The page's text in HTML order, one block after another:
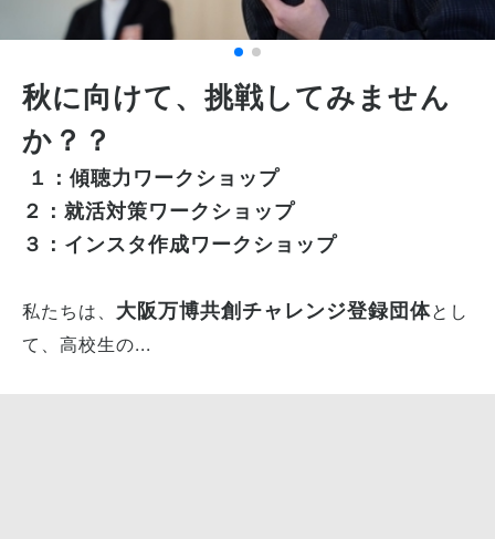
秋に向けて、挑戦してみません
か？？
１：傾聴力ワークショップ
２：就活対策ワークショップ
３：インスタ作成ワークショップ
私たちは、 大阪万博共創チャレンジ登録団体とし
て、高校生の...